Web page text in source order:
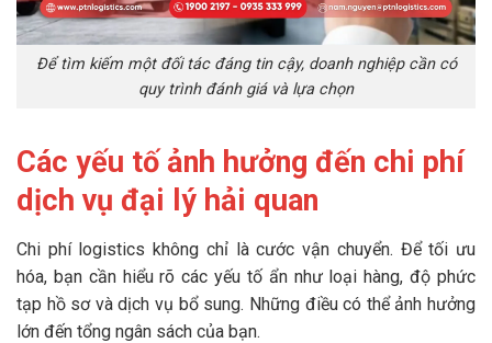
Để tìm kiếm một đối tác đáng tin cậy, doanh nghiệp cần có
quy trình đánh giá và lựa chọn
Các yếu tố ảnh hưởng đến chi phí
dịch vụ đại lý hải quan
Chi phí logistics không chỉ là cước vận chuyển. Để tối ưu
hóa, bạn cần hiểu rõ các yếu tố ẩn như loại hàng, độ phức
tạp hồ sơ và dịch vụ bổ sung. Những điều có thể ảnh hưởng
lớn đến tổng ngân sách của bạn.